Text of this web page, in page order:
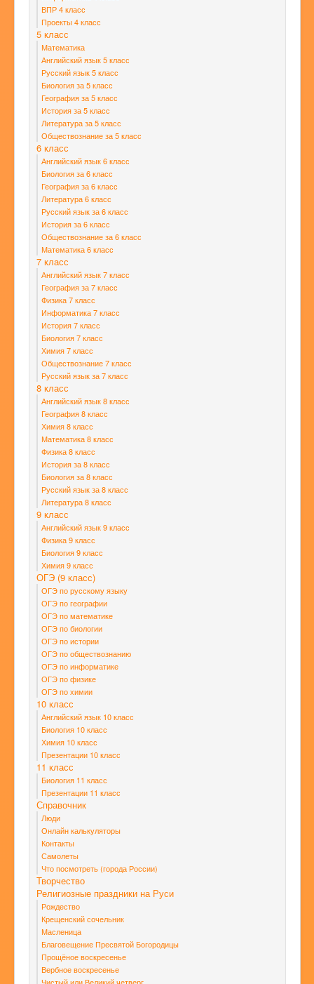
ВПР 4 класс
Проекты 4 класс
5 класс
Математика
Английский язык 5 класс
Русский язык 5 класс
Биология за 5 класс
География за 5 класс
История за 5 класс
Литература за 5 класс
Обществознание за 5 класс
6 класс
Английский язык 6 класс
Биология за 6 класс
География за 6 класс
Литература 6 класс
Русский язык за 6 класс
История за 6 класс
Обществознание за 6 класс
Математика 6 класс
7 класс
Английский язык 7 класс
География за 7 класс
Физика 7 класс
Информатика 7 класс
История 7 класс
Биология 7 класс
Химия 7 класс
Обществознание 7 класс
Русский язык за 7 класс
8 класс
Английский язык 8 класс
География 8 класс
Химия 8 класс
Математика 8 класс
Физика 8 класс
История за 8 класс
Биология за 8 класс
Русский язык за 8 класс
Литература 8 класс
9 класс
Английский язык 9 класс
Физика 9 класс
Биология 9 класс
Химия 9 класс
ОГЭ (9 класс)
ОГЭ по русскому языку
ОГЭ по географии
ОГЭ по математике
ОГЭ по биологии
ОГЭ по истории
ОГЭ по обществознанию
ОГЭ по информатике
ОГЭ по физике
ОГЭ по химии
10 класс
Английский язык 10 класс
Биология 10 класс
Химия 10 класс
Презентации 10 класс
11 класс
Биология 11 класс
Презентации 11 класс
Справочник
Люди
Онлайн калькуляторы
Контакты
Самолеты
Что посмотреть (города России)
Творчество
Религиозные праздники на Руси
Рождество
Крещенский сочельник
Масленица
Благовещение Пресвятой Богородицы
Прощёное воскресенье
Вербное воскресенье